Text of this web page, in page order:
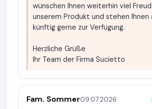
wünschen Ihnen weiterhin viel
unserem Produkt und stehen Ihnen
künftig gerne zur Verfügung.
Herzliche Grüße
Ihr Team der Firma Sucietto
Fam. Sommer09.07.2026